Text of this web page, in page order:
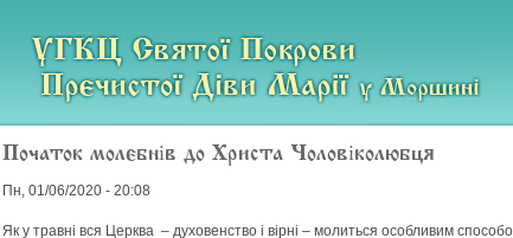
Початок молебнів до Христа Чоловіколюбця
Пн, 01/06/2020 - 20:08
Як у травні вся Церква – духовенство і вірні – молиться особливим